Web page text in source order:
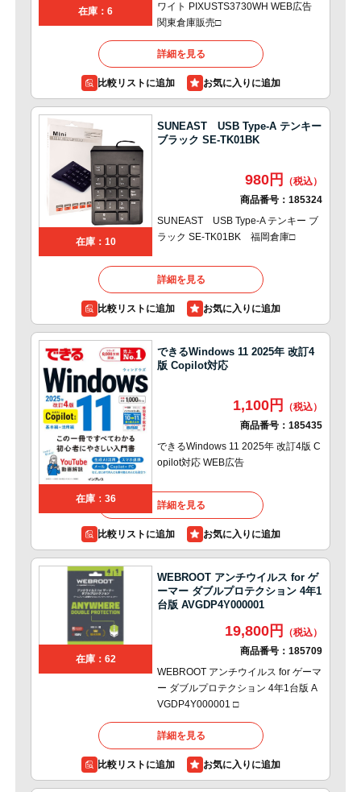
在庫：6
ワイト PIXUSTS3730WH WEB広告
関東倉庫販売□
詳細を見る
比較リストに追加
在庫：10
SUNEAST USB Type-A テンキー
ブラック SE-TK01BK
980円
商品番号： 185324
SUNEAST USB Type-A テンキー ブ
ラック SE-TK01BK 福岡倉庫□
詳細を見る
比較リストに追加
在庫：36
できるWindows 11 2025年 改訂4
版 Copilot対応
1,100円
商品番号： 185435
できるWindows 11 2025年 改訂4版 C
opilot対応 WEB広告
詳細を見る
比較リストに追加
在庫：62
WEBROOT アンチウイルス for ゲ
ーマー ダブルプロテクション 4年1
台版 AVGDP4Y000001
19,800円
商品番号： 185709
WEBROOT アンチウイルス for ゲーマ
ー ダブルプロテクション 4年1台版 A
VGDP4Y000001 □
詳細を見る
比較リストに追加